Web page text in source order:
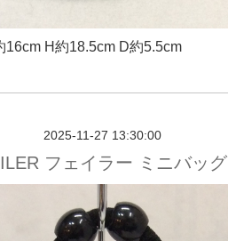
16cm H約18.5cm D約5.5cm
2025-11-27 13:30:00
フェイラー ミニバッグ